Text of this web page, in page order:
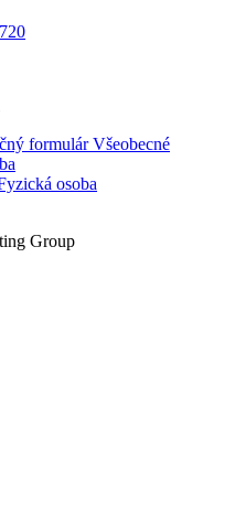
formulárVšeobecné
osoba
Group